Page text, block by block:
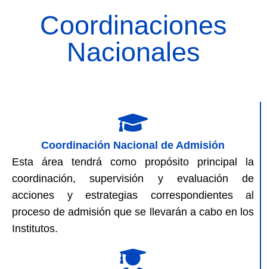
Coordinaciones
Nacionales
Coordinación Nacional de Admisión
Esta área tendrá como propósito principal la
coordinación, supervisión y evaluación de
acciones y estrategias correspondientes al
proceso de admisión que se llevarán a cabo en los
Institutos.